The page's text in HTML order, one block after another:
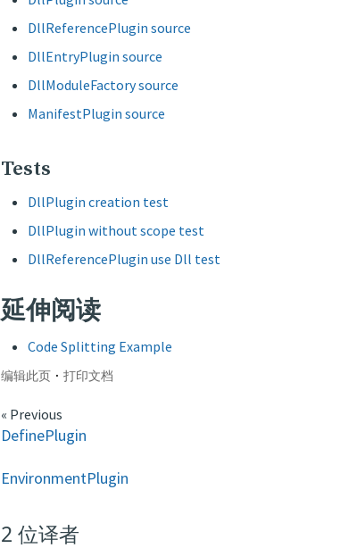
DllReferencePlugin source
DllEntryPlugin source
DllModuleFactory source
ManifestPlugin source
Tests
DllPlugin creation test
DllPlugin without scope test
DllReferencePlugin use Dll test
延伸阅读
Code Splitting Example
编辑此页 · 打印文档
« Previous
DefinePlugin
EnvironmentPlugin
2 位译者